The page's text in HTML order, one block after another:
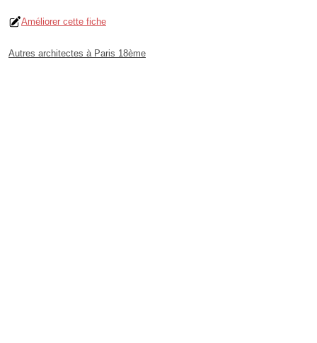
Améliorer cette fiche
Autres architectes à Paris 18ème